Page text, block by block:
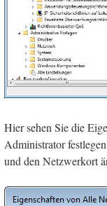
Hier sehen Sie die
Administrator
und den Netzwerkort